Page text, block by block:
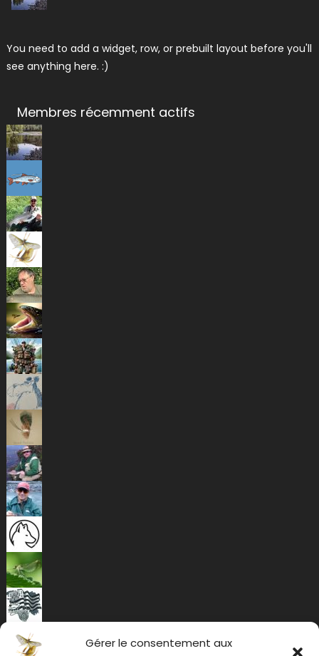
Gérer le consentement aux
You need to add a widget, row, or prebuilt layout before you'll
see anything here. :)
Membres récemment actifs